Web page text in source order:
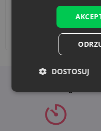
Dodaj nadruk
DOSTOSUJ